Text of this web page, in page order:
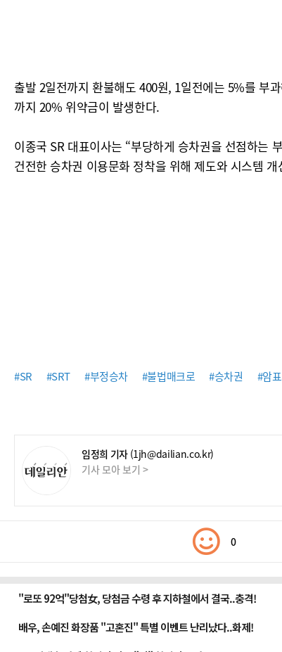
출발 2일전까지 환불해도 400원, 1일전에는 5%를 부
까지 20% 위약금이 발생한다.
이종국 SR 대표이사는 “부당하게 승차권을 선점하는
건전한 승차권 이용문화 정착을 위해 제도와 시스템
#SR #SRT #부정승차 #불법매크로 #승차권 #암
임정희 기자 (1jh@dailian.co.kr)
기사 모아 보기 >
0